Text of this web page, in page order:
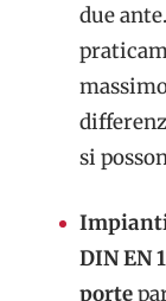
due
si
Impianti
DIN EN
porte